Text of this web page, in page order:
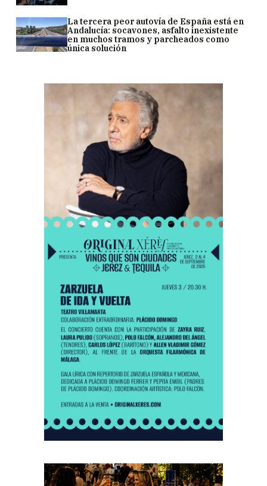
La tercera peor autovía de España está en
Andalucía: socavones, asfalto inexistente
en muchos tramos y parcheados como
única solución